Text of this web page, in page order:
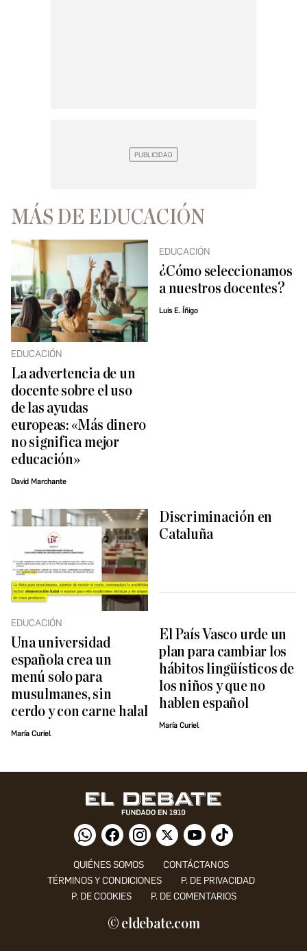
MÁS DE EDUCACIÓN
EDUCACIÓN
La advertencia de un
docente sobre el uso
de las ayudas
europeas: «Más dinero
no significa mejor
educación»
David Marchante
EDUCACIÓN
¿Cómo seleccionamos
a nuestros docentes?
Luis E. Íñigo
EDUCACIÓN
Una universidad
española crea un
menú solo para
musulmanes, sin
cerdo y con carne halal
María Curiel
Discriminación en
Cataluña
El País Vasco urde un
plan para cambiar los
hábitos lingüísticos de
los niños y que no
hablen español
María Curiel
QUIÉNES SOMOS
CONTÁCTANOS
TÉRMINOS Y CONDICIONES
P. DE PRIVACIDAD
P. DE COOKIES
P. DE COMENTARIOS
© eldebate.com